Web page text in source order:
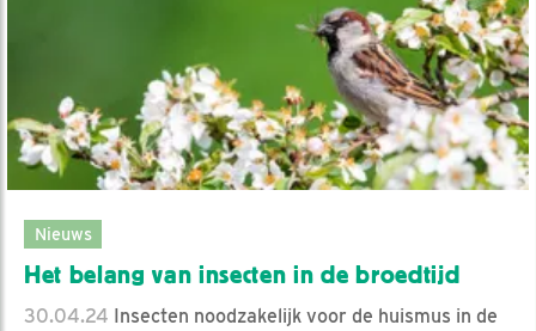
Nieuws
Het belang van insecten in de broedtijd
30.04.24 Insecten noodzakelijk voor de huismus in de